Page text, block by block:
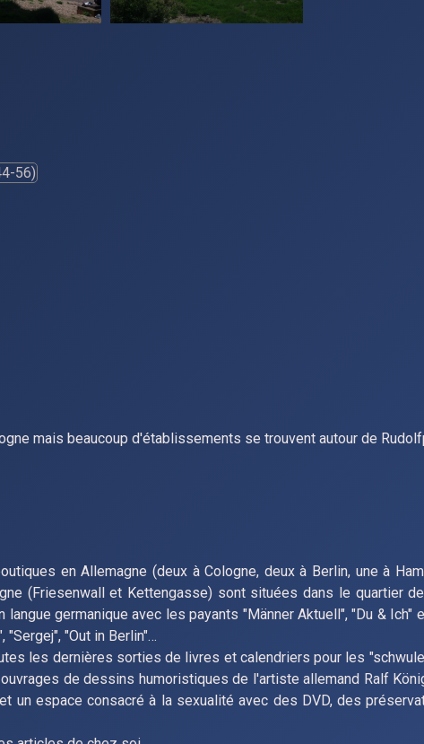
56)
mais beaucoup d'établissements se trouvent autour de
en Allemagne (deux à Cologne, deux à Berlin, une à
(Friesenwall et Kettengasse) sont situées dans le quartier
germanique avec les payants "Männer Aktuell", "Du & Ich"
"Out in Berlin"…
les dernières sorties de livres et calendriers pour les
de dessins humoristiques de l'artiste allemand Ralf
un espace consacré à la sexualité avec des DVD, des